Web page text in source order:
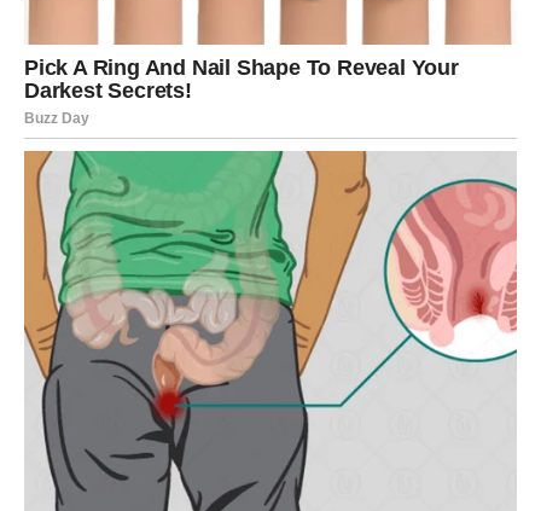
Njegov povratak neće biti samo muzički događaj; to će
biti prava
priča o preživljavanjukoju želi podijeliti s
publikom. Njegova muzika će biti izraz borbe, nade i
hrabrosti, a svaki ton će nositi poruku da se život može
ponovo roditi, čak i nakon najtežih trenutaka.
Amilova situacija ukazuje na sve veći problem s kojim se
suočavaju muškarci srednjih godina – kardiovaskularni
problemi. Stres, loše navike i ignorisanje vlastitih granica
dovode do ozbiljnih posljedica po zdravlje. Njegova priča
postaje simbol upozorenja, ali i inspiracija za mnoge koji
se bore sličnim problemima. U njegovim riječima osjeća
se snažna poruka: “Nikada nije kasno da se zaustavimo,
slušamo sebe i promijenimo put.” Mnoge organizacije su
već pokrenule inicijative kako bi povećale svijest o
zdravlju i prevenciji, uz Amilovu priču kao središnji